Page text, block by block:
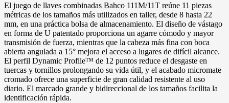
El juego de llaves combinadas Bahco 111M/11T reúne 11 piezas
métricas de los tamaños más utilizados en taller, desde 8 hasta 22
mm, en una práctica bolsa de almacenamiento. El diseño de vástago
en forma de U patentado proporciona un agarre cómodo y mayor
transmisión de fuerza, mientras que la cabeza más fina con boca
abierta angulada a 15° mejora el acceso a lugares de difícil alcance.
El perfil Dynamic Profile™ de 12 puntos reduce el desgaste en
tuercas y tornillos prolongando su vida útil, y el acabado micromate
cromado ofrece una superficie de gran calidad resistente al uso
diario. El marcado grande y bidireccional de los tamaños facilita la
identificación rápida.